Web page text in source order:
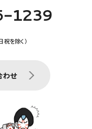
1239
を除く）
わせ